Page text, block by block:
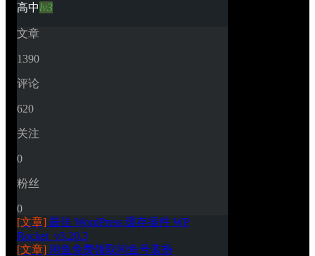
高中lv3
文章
1390
评论
620
关注
0
粉丝
0
[文章] 最佳 WordPress 缓存插件 WP
Rocket_v3.20.3
[文章] 闲鱼免费领取闲鱼号装扮